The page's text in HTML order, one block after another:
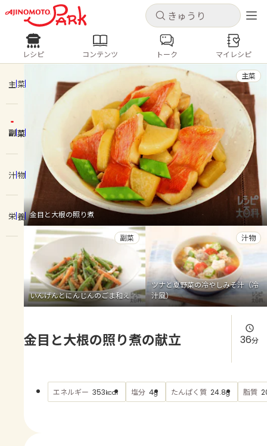
キャンセル
ログインするとレシピを保存できます
ログイン 新規登録
ホーム
コンテンツ
レシピ
トーク
よくあるお問い合わせ
お買い物
AJINOMOTO PARK とは
キャンセル
レシピ コンテンツ
人気の食材・レシピ
きゅうり なす トマト
とうもろこし
ピーマン
みょうが ゴーヤ
レシピ コンテンツ トーク マイレシピ
主菜
副菜
汁物
栄養 金目と大根の照り煮
主菜
いんげんとにんじんのごま和え
副菜
ツナと夏野菜の冷やしみそ汁（冷
汁風）
汁物
金目と大根の照り煮の献立 36分
エネルギー 353kcal 塩分 4g たんぱく質 24.8g 脂質